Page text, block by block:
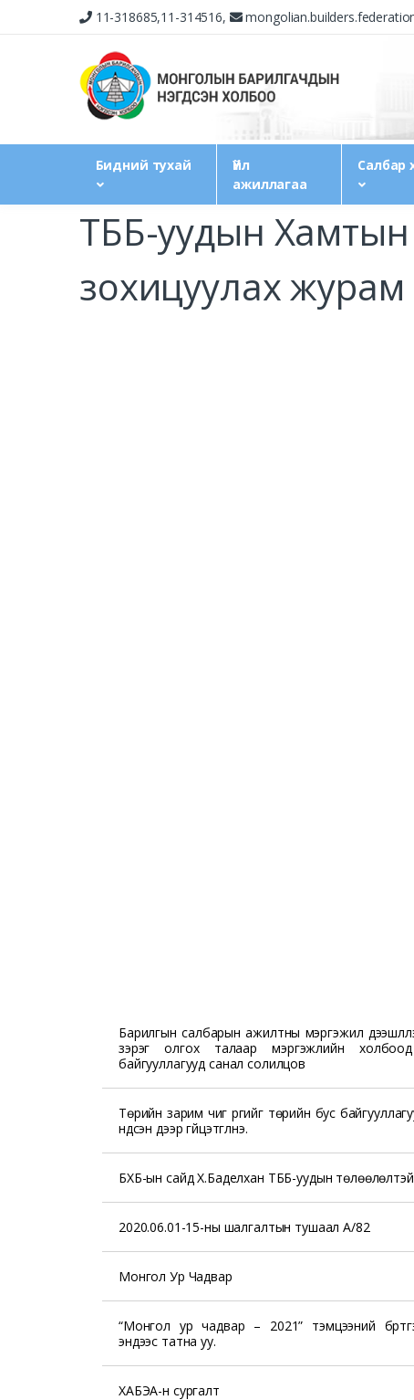
11-318685,11-314516,
Бидний тухай
Үйл
ажиллагаа
Салбар
ТББ-уудын
зохицуулах журам
Барилгын салбарын ажилтны мэргэжил
зэрэг олгох талаар мэргэжлийн
байгууллагууд санал солилцов
Төрийн зарим чиг үүргийг төрийн бус
үндсэн дээр гүйцэтгүүлнэ.
БХБ-ын сайд Х.Баделхан ТББ-уудын төлөөлөлтэй
2020.06.01-15-ны шалгалтын тушаал А/82
Монгол Ур Чадвар
“Монгол ур чадвар – 2021” тэмцээний
эндээс татна уу.
ХАБЭА-н сургалт